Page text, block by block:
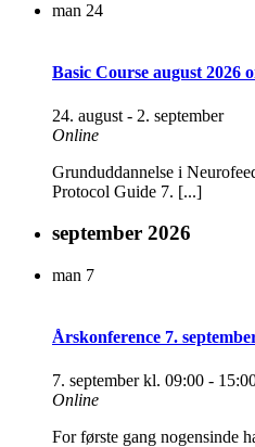
man 24
Basic Course august 2026
24. august - 2. september
Online
Grunduddannelse i
Protocol Guide 7. [...]
september 2026
man 7
Årskonference 7.
7. september kl. 09:00 -
Online
For første gang nogensinde